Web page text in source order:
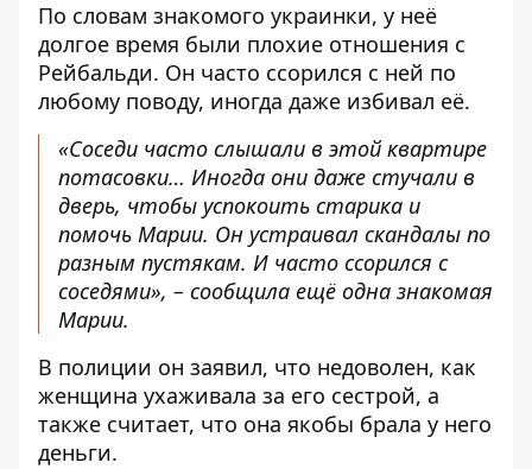
По словам знакомого украинки, у неё
долгое время были плохие отношения с
Рейбальди. Он часто ссорился с ней по
любому поводу, иногда даже избивал её.
«Соседи часто слышали в этой квартире
потасовки… Иногда они даже стучали в
дверь, чтобы успокоить старика и
помочь Марии. Он устраивал скандалы по
разным пустякам. И часто ссорился с
соседями», – сообщила ещё одна знакомая
Марии.
В полиции он заявил, что недоволен, как
женщина ухаживала за его сестрой, а
также считает, что она якобы брала у него
деньги.